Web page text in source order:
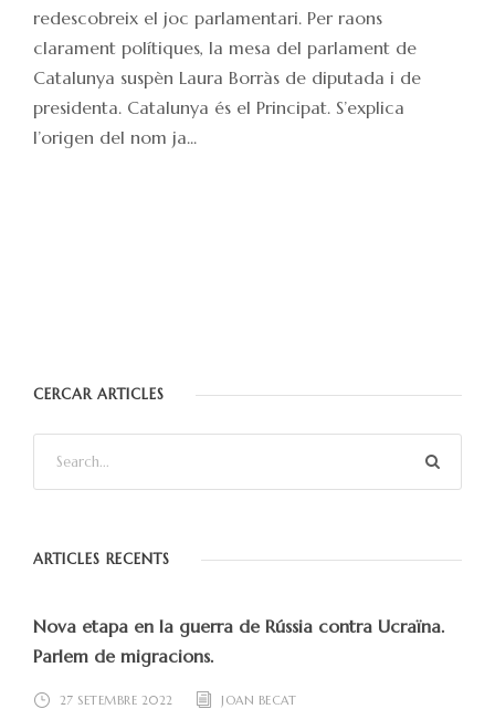
redescobreix el joc parlamentari. Per raons
clarament polítiques, la mesa del parlament de
Catalunya suspèn Laura Borràs de diputada i de
presidenta. Catalunya és el Principat. S’explica
l’origen del nom ja...
CERCAR ARTICLES
ARTICLES RECENTS
Nova etapa en la guerra de Rússia contra Ucraïna.
Parlem de migracions.
27 SETEMBRE 2022 JOAN BECAT